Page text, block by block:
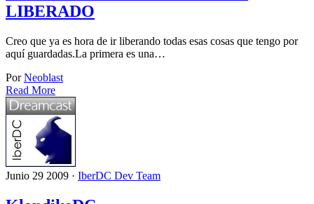
LIBERADO
Creo que ya es hora de ir liberando todas esas cosas que tengo por
aquí guardadas.La primera es una…
PorNeoblast
Read More
Junio 29 2009 · IberDC Dev Team